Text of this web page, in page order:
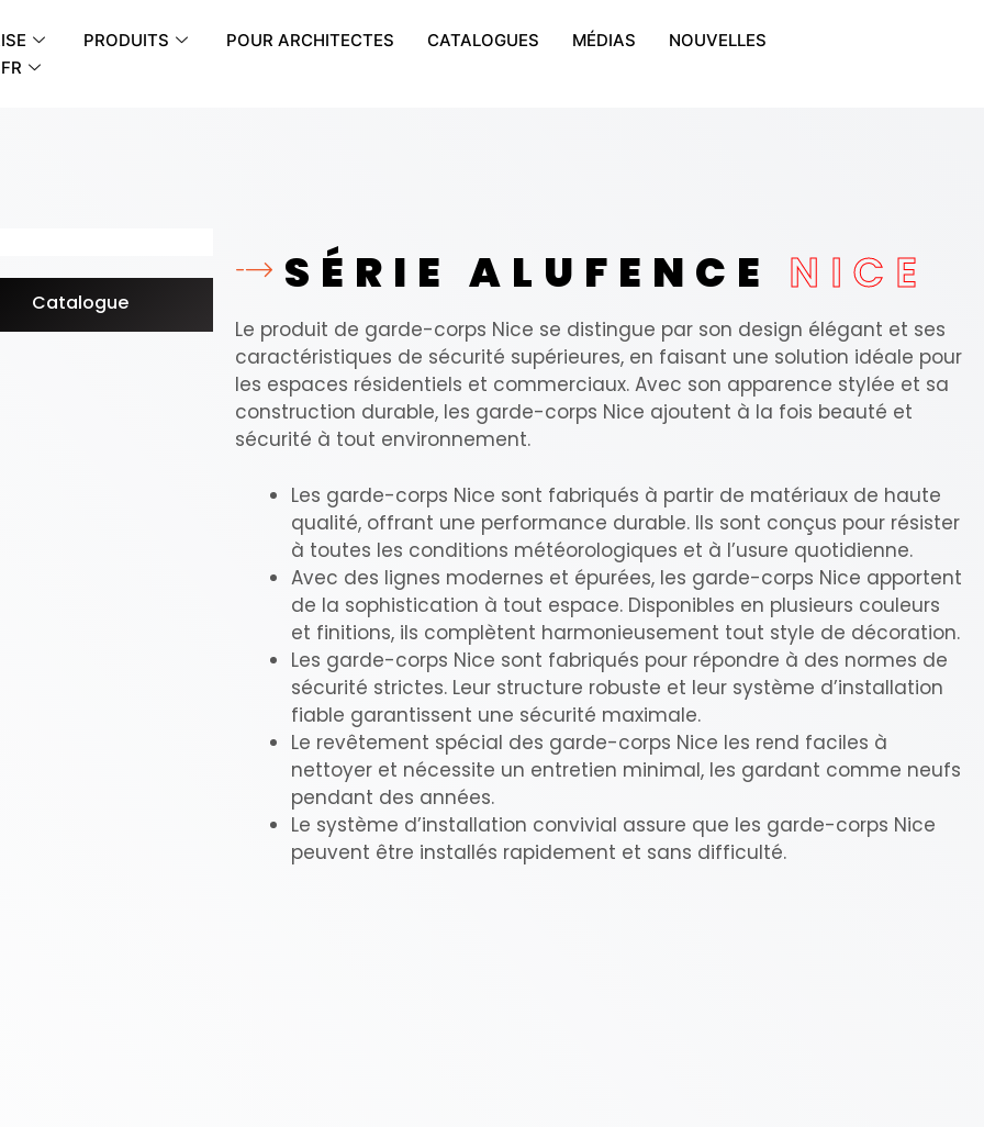
PRODUITS POUR ARCHITECTES CATALOGUES MÉDIAS
NOUVELLES
FR
Catalogue
SÉRIE ALUFENCE NICE
Le produit de garde-corps Nice se distingue par son design élégant et ses
caractéristiques de sécurité supérieures, en faisant une solution idéale pour
les espaces résidentiels et commerciaux. Avec son apparence stylée et sa
construction durable, les garde-corps Nice ajoutent à la fois beauté et
sécurité à tout environnement.
Les garde-corps Nice sont fabriqués à partir de matériaux de haute
qualité, offrant une performance durable. Ils sont conçus pour résister
à toutes les conditions météorologiques et à l’usure quotidienne.
Avec des lignes modernes et épurées, les garde-corps Nice apportent
de la sophistication à tout espace. Disponibles en plusieurs couleurs
et finitions, ils complètent harmonieusement tout style de décoration.
Les garde-corps Nice sont fabriqués pour répondre à des normes de
sécurité strictes. Leur structure robuste et leur système d’installation
fiable garantissent une sécurité maximale.
Le revêtement spécial des garde-corps Nice les rend faciles à
nettoyer et nécessite un entretien minimal, les gardant comme neufs
pendant des années.
Le système d’installation convivial assure que les garde-corps Nice
peuvent être installés rapidement et sans difficulté.